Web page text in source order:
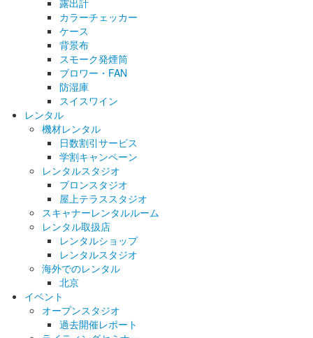
露出計
カラーチェッカー
ケース
背景布
スモーク発煙筒
ブロワー・FAN
防湿庫
スイスワイン
レンタル
機材レンタル
日数割引サービス
学割キャンペーン
レンタルスタジオ
ブロンスタジオ
屋上テラススタジオ
スキャナーレンタルルーム
レンタル取扱店
レンタルショップ
レンタルスタジオ
海外でのレンタル
北京
イベント
オープンスタジオ
過去開催レポート